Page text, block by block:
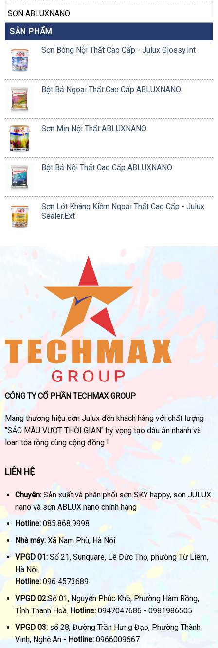
SƠN ABLUXNANO
SẢN PHẨM
Sơn Bóng Nội Thất Cao Cấp - Julux Glossy.Int
Bột Bả Ngoại Thất Cao Cấp ABLUXNANO
Sơn Mịn Nội Thất ABLUXNANO
Bột Bả Nội Thất Cao Cấp ABLUXNANO
Sơn Lót Kháng Kiềm Ngoại Thất Cao Cấp - Julux
Sealer.Ext
CÔNG TY CỔ PHẦN TECHMAX GROUP
Mang thương hiệu sơn Julux đến khách hàng với chất lượng
"SẮC MÀU VƯỢT THỜI GIAN" hy vọng tạo dấu ấn nhanh và
loan tỏa rộng cùng cộng đồng !
LIÊN HỆ
Chuyên:Sản xuất và phân phối sơn SKY happy, sơn JULUX
nano và sơn ABLUX nano chính hãng
Hotline:085.868.9998
Nhà máy:Xã Nam Phù, Hà Nội
VPGD 01:Số 21, Sunquare, Lê Đức Thọ, phường Từ Liêm,
Hà Nội.
Hotline:096 4573689
VPGD 02:Số 01, Nguyễn Phúc Khê, Phường Hàm Rồng,
Tỉnh Thanh Hoá.Hotline:0947047686 - 0981986505
VPGD 03:số 28, Đường Trần Hưng Đạo, Phường Thành
Vinh, Nghệ An - Hotline:0966009667